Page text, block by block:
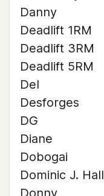
Danny
Deadlift 1RM
Deadlift 3RM
Deadlift 5RM
Del
Desforges
DG
Diane
Dobogai
Dominic J. Hall
Donny